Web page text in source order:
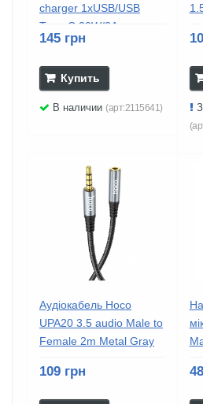
charger 1хUSB/USB
Type-C 20W/3A...
145 грн
Купить
В наличии (арт:2115641)
Аудіокабель Hoco
UPA20 3.5 audio Male to
Female 2m Metal Gray
109 грн